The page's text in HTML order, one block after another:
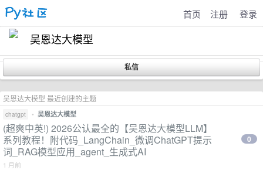
首页 注册 登录
吴恩达大模型
吴恩达大模型 最近创建的主题
chatgpt • 吴恩达大模型
(超爽中英!) 2026公认最全的【吴恩达大模型LLM】
系列教程！附代码_LangChain_微调ChatGPT提示
词_RAG模型应用_agent_生成式AI
1 月前
0